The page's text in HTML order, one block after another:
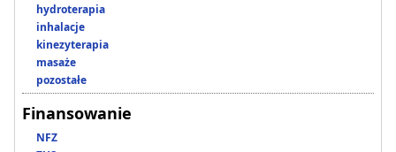
hydroterapia
inhalacje
kinezyterapia
masaże
pozostałe
Finansowanie
NFZ